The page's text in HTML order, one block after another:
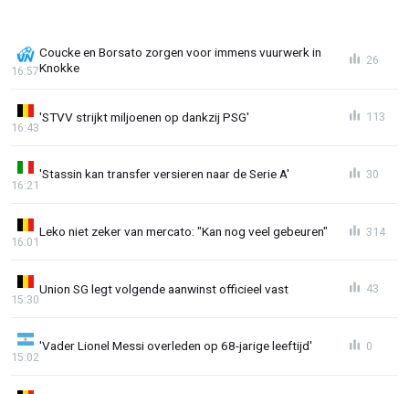
Coucke en Borsato zorgen voor immens vuurwerk in
Knokke
16:57
26
'STVV strijkt miljoenen op dankzij PSG'
16:43
113
'Stassin kan transfer versieren naar de Serie A'
16:21
30
Leko niet zeker van mercato: "Kan nog veel gebeuren"
16:01
314
Union SG legt volgende aanwinst officieel vast
15:30
43
'Vader Lionel Messi overleden op 68-jarige leeftijd'
15:02
0